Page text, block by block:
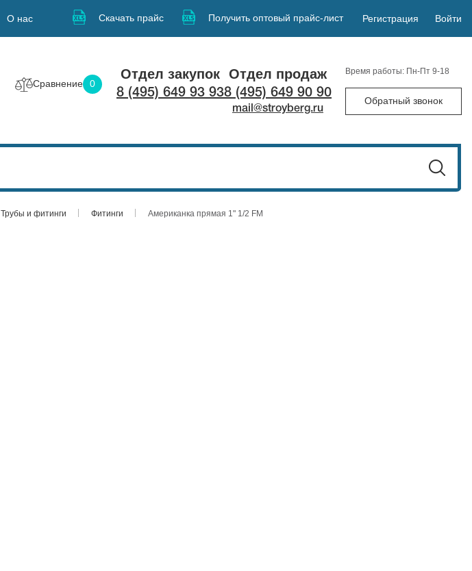
О нас Скачать прайс Получить оптовый прайс-лист Регистрация Войти
Сравнение 0
Отдел закупок
8 (495) 649 93 93
Отдел продаж
8 (495) 649 90 90
mail@stroyberg.ru
Время работы: Пн-Пт 9-18
Обратный звонок
Трубы и фитинги Фитинги Американка прямая 1" 1/2 FM